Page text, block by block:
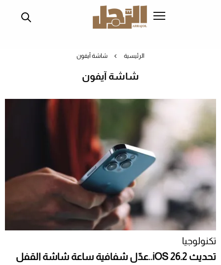
الرئيسية شاشة آيفون
شاشة آيفون
تكنولوجيا
تحديث iOS 26.2..عدّل شفافية ساعة شاشة القفل